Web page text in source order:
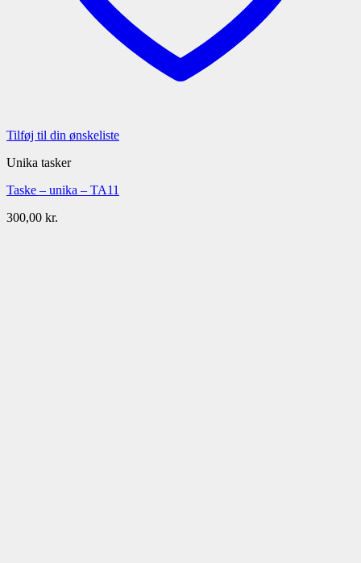
Tilføj til din ønskeliste
Unika tasker
Taske – unika – TA11
300,00 kr.